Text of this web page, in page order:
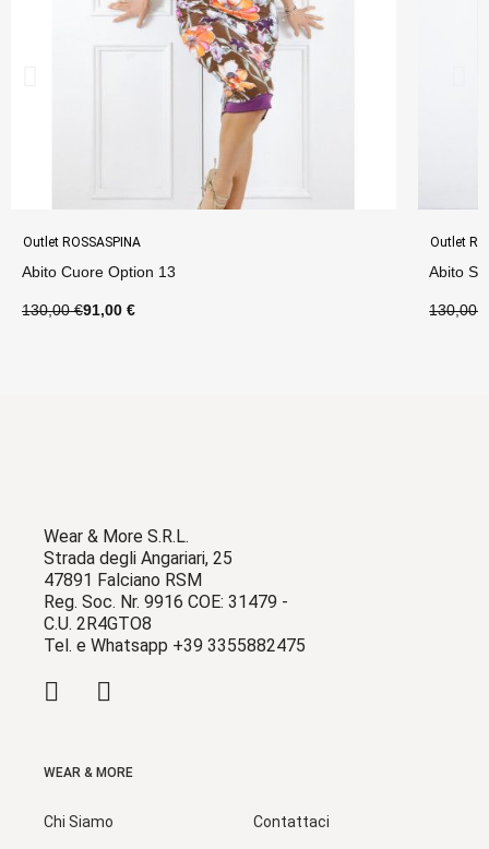
Outlet ROSSASPINA
Abito Cuore Option 13
130,00 €91,00 €
Outlet
Abito
130,00
Wear & More S.R.L.
Strada degli Angariari, 25
47891 Falciano RSM
Reg. Soc. Nr. 9916 COE: 31479 -
C.U. 2R4GTO8
Tel. e Whatsapp +39 3355882475
WEAR & MORE
Chi Siamo Contattaci